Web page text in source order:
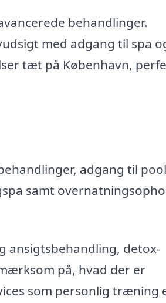
behandlinger.
med adgang til spa
tæt på København,
adgang til
samt
ansigtsbehandling, detox-
på, hvad der er
som personlig træning